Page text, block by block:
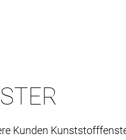
Kunden